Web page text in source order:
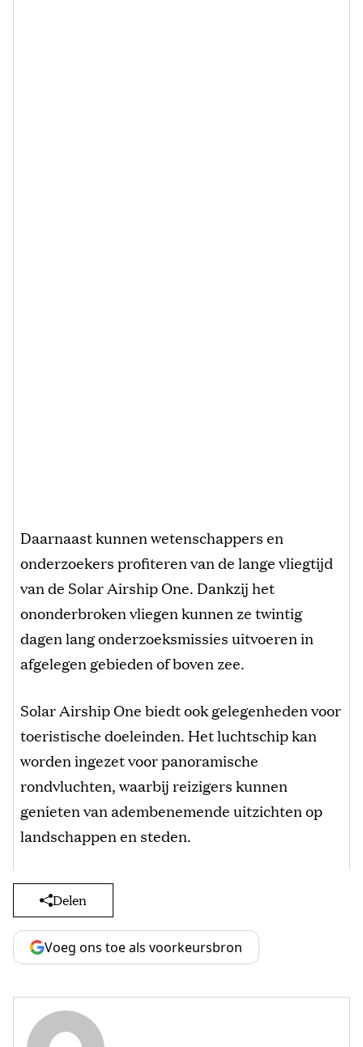
Daarnaast kunnen wetenschappers en
onderzoekers profiteren van de lange vliegtijd
van de Solar Airship One. Dankzij het
ononderbroken vliegen kunnen ze twintig
dagen lang onderzoeksmissies uitvoeren in
afgelegen gebieden of boven zee.
Solar Airship One biedt ook gelegenheden voor
toeristische doeleinden. Het luchtschip kan
worden ingezet voor panoramische
rondvluchten, waarbij reizigers kunnen
genieten van adembenemende uitzichten op
landschappen en steden.
Delen
Voeg ons toe als voorkeursbron